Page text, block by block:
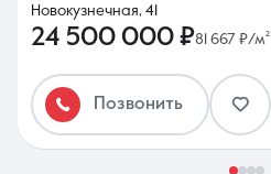
Новокузнечная, 41
24 500 000 ₽81 667 ₽/м²
Позвонить